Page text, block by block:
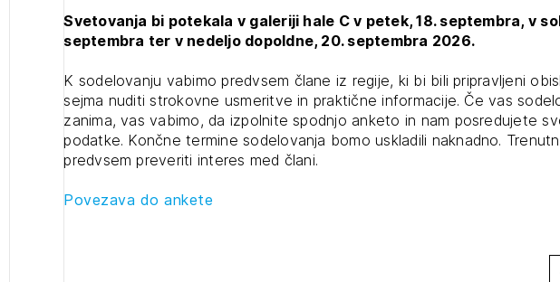
Svetovanja bi potekala v galeriji hale C v petek, 18. septembra, v
septembra ter v nedeljo dopoldne, 20. septembra 2026.
K sodelovanju vabimo predvsem člane iz regije, ki bi bili pripravljeni
sejma nuditi strokovne usmeritve in praktične informacije. Če vas
zanima, vas vabimo, da izpolnite spodnjo anketo in nam posredujete
podatke. Končne termine sodelovanja bomo uskladili naknadno.
predvsem preveriti interes med člani.
Povezava do ankete
Dnevne medijske objave
NAPREJ